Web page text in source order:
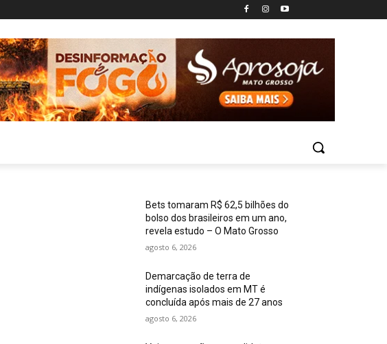
Bets tomaram R$ 62,5 bilhões do
bolso dos brasileiros em um ano,
revela estudo – O Mato Grosso
agosto 6, 2026
Demarcação de terra de
indígenas isolados em MT é
concluída após mais de 27 anos
agosto 6, 2026